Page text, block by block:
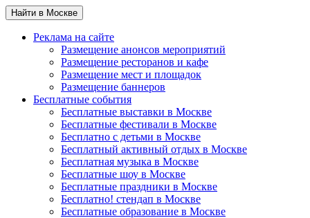
Найти в Москве
Реклама на сайте
Размещение анонсов мероприятий
Размещение ресторанов и кафе
Размещение мест и площадок
Размещение баннеров
Бесплатные события
Бесплатные выставки в Москве
Бесплатные фестивали в Москве
Бесплатно с детьми в Москве
Бесплатный активный отдых в Москве
Бесплатная музыка в Москве
Бесплатные шоу в Москве
Бесплатные праздники в Москве
Бесплатно! стендап в Москве
Бесплатные образование в Москве